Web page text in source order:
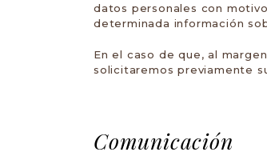
datos personales con
determinada información
En el caso de que, al
solicitaremos previamente
Comunicación